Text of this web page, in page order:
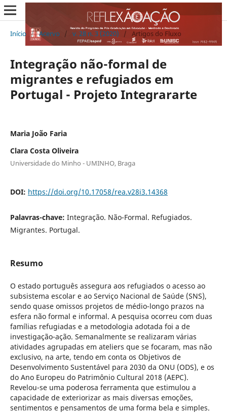
Início / Acervo / v. 28 n. 3 (2020) / Artigos do Fluxo
Integração não-formal de
migrantes e refugiados em
Portugal - Projeto Integrararte
Maria João Faria
Clara Costa Oliveira
Universidade do Minho - UMINHO, Braga
DOI: https://doi.org/10.17058/rea.v28i3.14368
Palavras-chave: Integração. Não-Formal. Refugiados.
Migrantes. Portugal.
Resumo
O estado português assegura aos refugiados o acesso ao
subsistema escolar e ao Serviço Nacional de Saúde (SNS),
sendo quase omissos projetos de médio-longo prazos na
esfera não formal e informal. A pesquisa ocorreu com duas
famílias refugiadas e a metodologia adotada foi a de
investigação-ação. Semanalmente se realizaram várias
atividades agrupadas em ateliers que se focaram, mas não
exclusivo, na arte, tendo em conta os Objetivos de
Desenvolvimento Sustentável para 2030 da ONU (ODS), e os
do Ano Europeu do Patrimônio Cultural 2018 (AEPC).
Revelou-se uma poderosa ferramenta que estimulou a
capacidade de exteriorizar as mais diversas emoções,
sentimentos e pensamentos de uma forma bela e simples.